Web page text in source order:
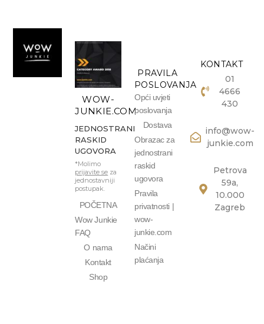
WOW-
JUNKIE.COM
JEDNOSTRANI
RASKID
UGOVORA
*Molimo
prijavite se za
jednostavniji
postupak.
POČETNA
Wow Junkie
FAQ
O nama
Kontakt
Shop
PRAVILA
POSLOVANJA
Opći uvjeti
poslovanja
Dostava
Obrazac za
jednostrani
raskid
ugovora
Pravila
privatnosti |
wow-
junkie.com
Načini
plaćanja
KONTAKT
01
4666
430
info@wow-
junkie.com
Petrova
59a,
10.000
Zagreb